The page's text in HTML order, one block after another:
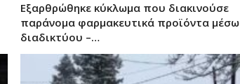
Εξαρθρώθηκε κύκλωμα που διακινούσε
παράνομα φαρμακευτικά προϊόντα μέσω
διαδικτύου –…